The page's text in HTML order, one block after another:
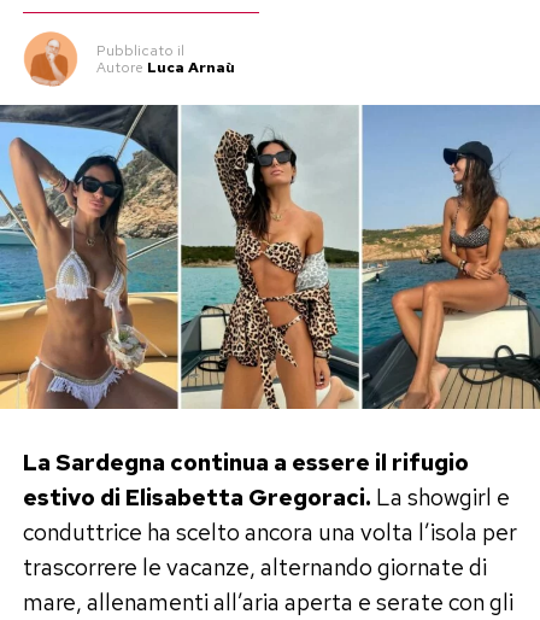
Pubblicato il
Autore Luca Arnaù
La Sardegna continua a essere il rifugio
estivo di Elisabetta Gregoraci. La showgirl e
conduttrice ha scelto ancora una volta l’isola per
trascorrere le vacanze, alternando giornate di
mare, allenamenti all’aria aperta e serate con gli